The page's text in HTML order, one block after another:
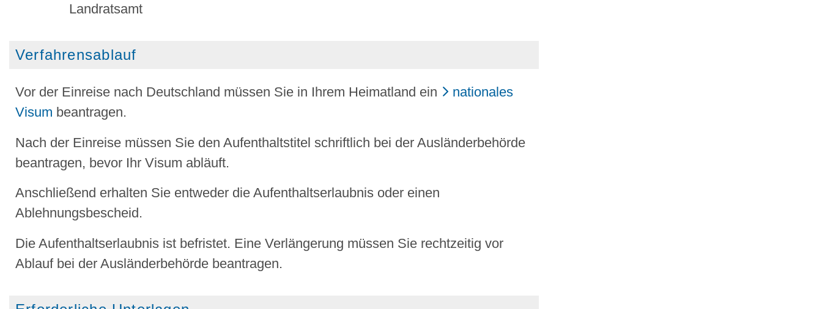
Landratsamt
Verfahrensablauf
Vor der Einreise nach Deutschland müssen Sie in Ihrem Heimatland ein
nationales
Visum beantragen.
Nach der Einreise müssen Sie den Aufenthaltstitel schriftlich bei der Ausländerbehörde
beantragen, bevor Ihr Visum abläuft.
Anschließend erhalten Sie entweder die Aufenthaltserlaubnis oder einen
Ablehnungsbescheid.
Die Aufenthaltserlaubnis ist befristet. Eine Verlängerung müssen Sie rechtzeitig vor
Ablauf bei der Ausländerbehörde beantragen.